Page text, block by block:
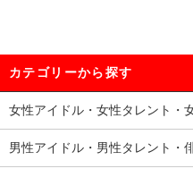
カテゴリーから探す
女性アイドル・女性タレント・
男性アイドル・男性タレント・